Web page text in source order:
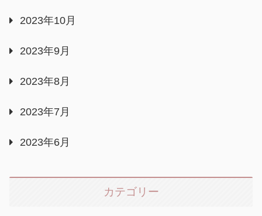
2023年10月
2023年9月
2023年8月
2023年7月
2023年6月
カテゴリー